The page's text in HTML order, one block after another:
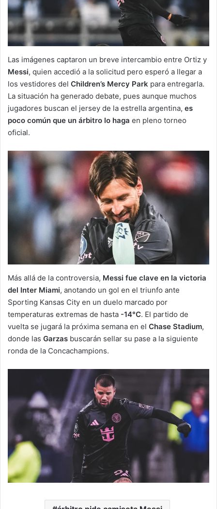
Las imágenes captaron un breve intercambio entre Ortiz y
Messi, quien accedió a la solicitud pero esperó a llegar a
los vestidores del Children’s Mercy Park para entregarla.
La situación ha generado debate, pues aunque muchos
jugadores buscan el jersey de la estrella argentina, es
poco común que un árbitro lo haga en pleno torneo
oficial.
Más allá de la controversia, Messi fue clave en la victoria
del Inter Miami, anotando un gol en el triunfo ante
Sporting Kansas City en un duelo marcado por
temperaturas extremas de hasta -14°C. El partido de
vuelta se jugará la próxima semana en el Chase Stadium,
donde las Garzas buscarán sellar su pase a la siguiente
ronda de la Concachampions.